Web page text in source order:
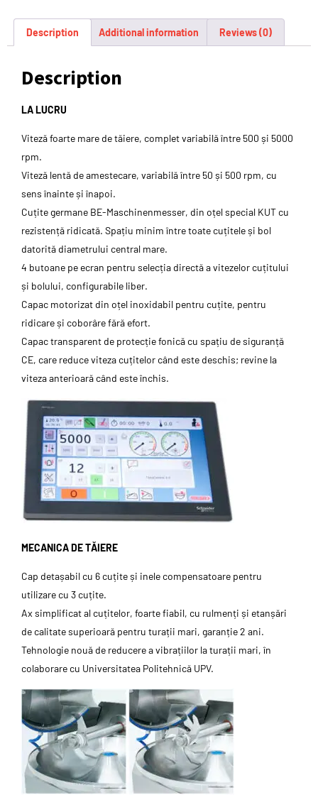
Description Additional information Reviews (0)
Description
LA LUCRU
Viteză foarte mare de tăiere, complet variabilă între 500 și 5000
rpm.
Viteză lentă de amestecare, variabilă între 50 și 500 rpm, cu
sens înainte și înapoi.
Cuțite germane BE-Maschinenmesser, din oțel special KUT cu
rezistență ridicată. Spațiu minim între toate cuțitele și bol
datorită diametrului central mare.
4 butoane pe ecran pentru selecția directă a vitezelor cuțitului
și bolului, configurabile liber.
Capac motorizat din oțel inoxidabil pentru cuțite, pentru
ridicare și coborâre fără efort.
Capac transparent de protecție fonică cu spațiu de siguranță
CE, care reduce viteza cuțitelor când este deschis; revine la
viteza anterioară când este închis.
MECANICA DE TĂIERE
Cap detașabil cu 6 cuțite și inele compensatoare pentru
utilizare cu 3 cuțite.
Ax simplificat al cuțitelor, foarte fiabil, cu rulmenți și etanșări
de calitate superioară pentru turații mari, garanție 2 ani.
Tehnologie nouă de reducere a vibrațiilor la turații mari, în
colaborare cu Universitatea Politehnică UPV.